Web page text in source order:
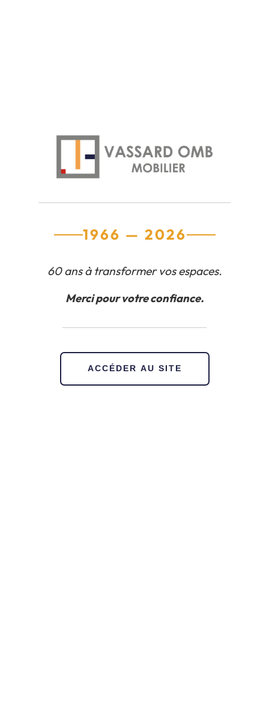
1966 — 2026
60 ans à transformer vos espaces.
Merci pour votre confiance.
ACCÉDER AU SITE